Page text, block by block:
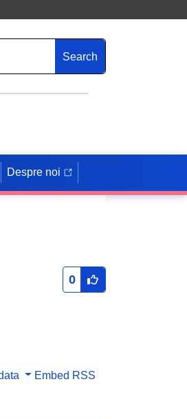
Search
Despre noi
0
Embed RSS